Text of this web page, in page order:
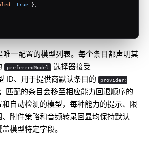
: true },
一配置的模型列表。每个条目都声明其
preferredModel 选择器接受
ID、用于提供商默认条目的 provider:
匹配的条目会移至相应能力回退顺序的
自动检测的模型，每种能力的提示、限
附件策略和音频转录回显均保持默认
模型特定字段。